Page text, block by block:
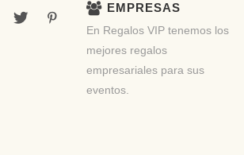
EMPRESAS
En Regalos VIP tenemos los
mejores regalos
empresariales para sus
eventos.